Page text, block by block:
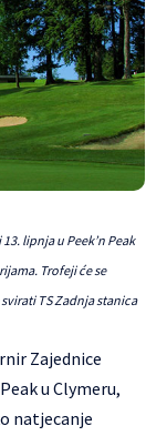
lipnja u Peek’n Peak
Trofeji će se
TS Zadnja stanica
Zajednice
u Clymeru,
natjecanje